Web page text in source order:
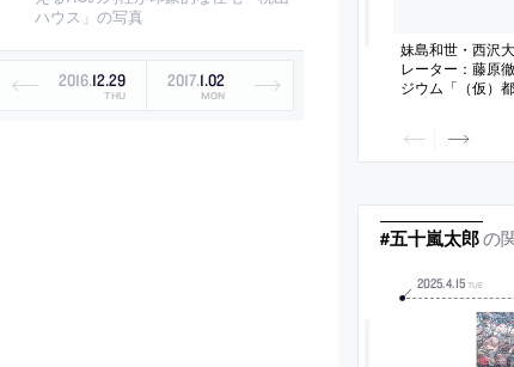
ハウス」の写真
2016.12.29
THU
2017.1.02
MON
妹島和世・西沢
レーター：藤原
ジウム「（仮）
#五十嵐太郎の
2025.4.15 TUE